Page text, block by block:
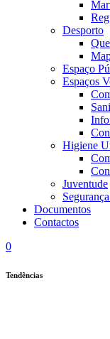
Desporto
Espaço
Espaços
Higiene
Juventude
Documentos
Contactos
0
Tendências